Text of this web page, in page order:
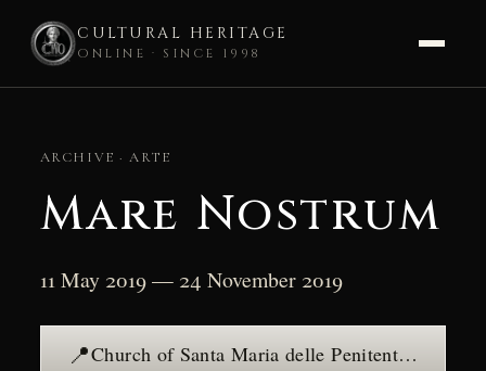
CULTURAL HERITAGE
ONLINE · SINCE 1998
contentARCHIVE · ARTE
Mare Nostrum
11 May 2019 — 24 November 2019
📍 Church of Santa Maria delle Penitenti — see the place →